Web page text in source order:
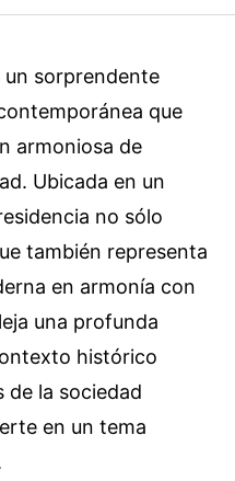
un sorprendente
que
armoniosa de
Ubicada en un
no sólo
también representa
en armonía con
una profunda
histórico
de la sociedad
en un tema